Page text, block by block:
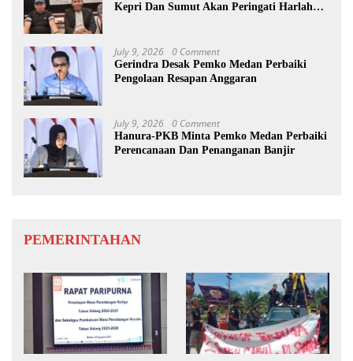
Kepri Dan Sumut Akan Peringati Harlah
July 9, 2026 0 Comment
Gerindra Desak Pemko Medan Perbaiki
Pengolaan Resapan Anggaran
July 9, 2026 0 Comment
Hanura-PKB Minta Pemko Medan Perbaiki
Perencanaan Dan Penanganan Banjir
PEMERINTAHAN